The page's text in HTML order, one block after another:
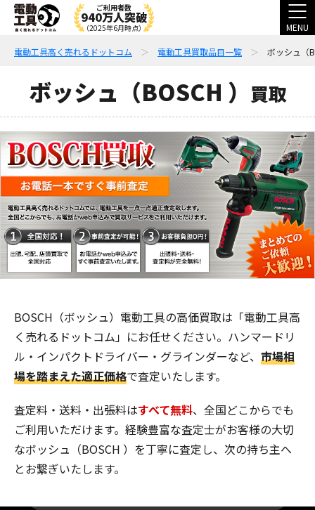
ご利用者数
940万人突破
（2025年6月時点） MENU
電動工具高く売れるドットコム 電動工具買取品目一覧 ボッシュ（
ボッシュ（BOSCH ） 買取
BOSCH（ボッシュ）電動工具の高価買取は「電動工具高
く売れるドットコム」にお任せください。ハンマードリ
ル・インパクトドライバー・グラインダーなど、 市場相
場を踏まえた適正価格で査定いたします。
査定料・送料・出張料はすべて無料、全国どこからでも
ご利用いただけます。経験豊富な査定士がお客様の大切
なボッシュ（BOSCH ）を丁寧に査定し、次の持ち主へ
とお繋ぎいたします。